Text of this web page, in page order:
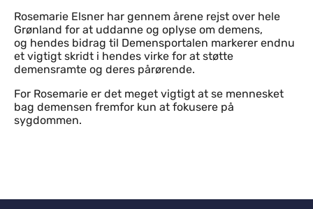
Rosemarie Elsner har gennem årene rejst over hele
Grønland for at uddanne og oplyse om demens,
og hendes bidrag til Demensportalen markerer endnu
et vigtigt skridt i hendes virke for at støtte
demensramte og deres pårørende.
For Rosemarie er det meget vigtigt at se mennesket
bag demensen fremfor kun at fokusere på
sygdommen.